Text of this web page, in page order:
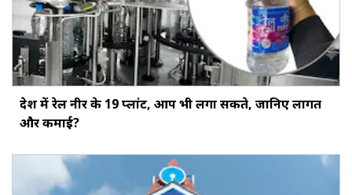
देश में रेल नीर के 19 प्लांट, आप भी लगा सकते, जानिए लागत
और कमाई?